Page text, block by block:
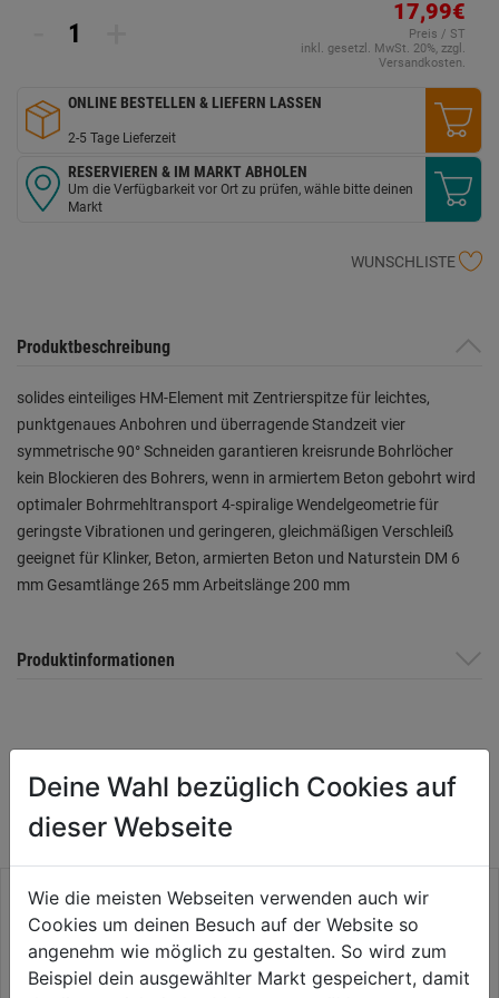
17,99€
Preis / ST
inkl. gesetzl. MwSt. 20%, zzgl.
Versandkosten.
ONLINE BESTELLEN & LIEFERN LASSEN
2-5 Tage Lieferzeit
RESERVIEREN & IM MARKT ABHOLEN
Um die Verfügbarkeit vor Ort zu prüfen, wähle bitte deinen
Markt
WUNSCHLISTE
Produktbeschreibung
solides einteiliges HM-Element mit Zentrierspitze für leichtes,
punktgenaues Anbohren und überragende Standzeit vier
symmetrische 90° Schneiden garantieren kreisrunde Bohrlöcher
kein Blockieren des Bohrers, wenn in armiertem Beton gebohrt wird
optimaler Bohrmehltransport 4-spiralige Wendelgeometrie für
geringste Vibrationen und geringeren, gleichmäßigen Verschleiß
geeignet für Klinker, Beton, armierten Beton und Naturstein DM 6
mm Gesamtlänge 265 mm Arbeitslänge 200 mm
Produktinformationen
KATEGORIE
Deine Wahl bezüglich Cookies auf
dieser Webseite
Wie die meisten Webseiten verwenden auch wir
Cookies um deinen Besuch auf der Website so
angenehm wie möglich zu gestalten. So wird zum
Beispiel dein ausgewählter Markt gespeichert, damit